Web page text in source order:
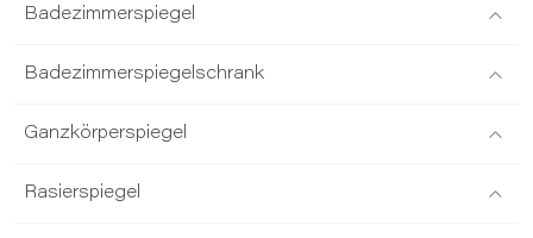
Badezimmerspiegel
Badezimmerspiegelschrank
Ganzkörperspiegel
Rasierspiegel